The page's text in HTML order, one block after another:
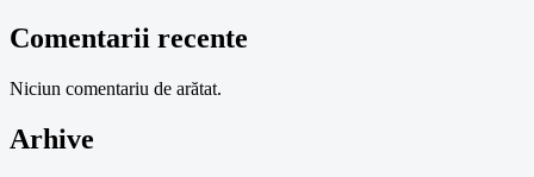
Comentarii recente
Niciun comentariu de arătat.
Arhive